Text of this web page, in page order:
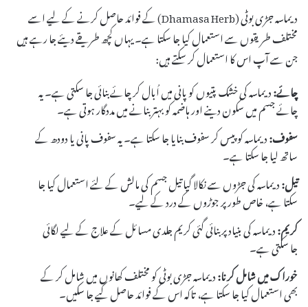
دیماسہ جڑی بوٹی (Dhamasa Herb) کے فوائد حاصل کرنے کے لیے اسے
مختلف طریقوں سے استعمال کیا جا سکتا ہے۔ یہاں کچھ طریقے دیئے جا رہے ہیں
جن سے آپ اس کا استعمال کر سکتے ہیں:
چائے:دیماسہ کی خشک پتیوں کو پانی میں اُبال کر چائے بنائی جا سکتی ہے۔ یہ
چائے جسم میں سکون دینے اور ہاضمہ کو بہتر بنانے میں مددگار ہوتی ہے۔
سفوف:دیماسہ کو پیس کر سفوف بنایا جا سکتا ہے۔ یہ سفوف پانی یا دودھ کے
ساتھ لیا جا سکتا ہے۔
تیل:دیماسہ کی جڑوں سے نکالا گیا تیل جسم کی مالش کے لئے استعمال کیا جا
سکتا ہے، خاص طور پر جوڑوں کے درد کے لیے۔
کریم:دیماسہ کی بنیاد پر بنائی گئی کریم جلدی مسائل کے علاج کے لیے لگائی
جا سکتی ہے۔
خوراک میں شامل کرنا:دیماسہ جڑی بوٹی کو مختلف کھانوں میں شامل کر کے
بھی استعمال کیا جا سکتا ہے، تاکہ اس کے فوائد حاصل کیے جا سکیں۔